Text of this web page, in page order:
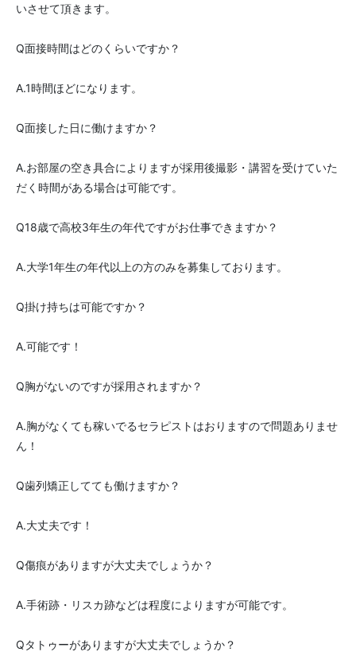
いさせて頂きます。
Q面接時間はどのくらいですか？
A.1時間ほどになります。
Q面接した日に働けますか？
A.お部屋の空き具合によりますが採用後撮影・講習を受けていた
だく時間がある場合は可能です。
Q18歳で高校3年生の年代ですがお仕事できますか？
A.大学1年生の年代以上の方のみを募集しております。
Q掛け持ちは可能ですか？
A.可能です！
Q胸がないのですが採用されますか？
A.胸がなくても稼いでるセラピストはおりますので問題ありませ
ん！
Q歯列矯正してても働けますか？
A.大丈夫です！
Q傷痕がありますが大丈夫でしょうか？
A.手術跡・リスカ跡などは程度によりますが可能です。
Qタトゥーがありますが大丈夫でしょうか？